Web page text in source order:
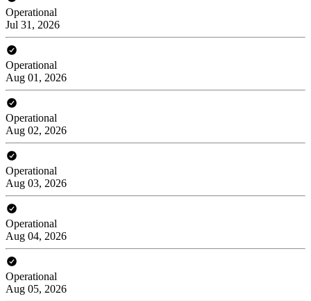
Operational
Jul 31, 2026
Operational
Aug 01, 2026
Operational
Aug 02, 2026
Operational
Aug 03, 2026
Operational
Aug 04, 2026
Operational
Aug 05, 2026